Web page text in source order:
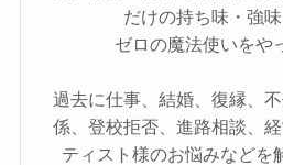
だけの持ち味・強
ゼロの魔法使いをや
過去に仕事、結婚、復縁、
係、登校拒否、進路相談、
ティスト様のお悩みなどを